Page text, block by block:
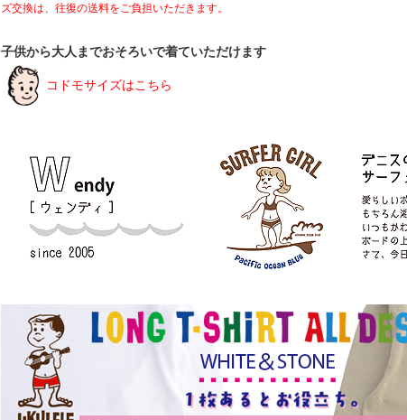
ズ交換は、往復の送料をご負担いただきます。
子供から大人までおそろいで着ていただけます
コドモサイズはこちら